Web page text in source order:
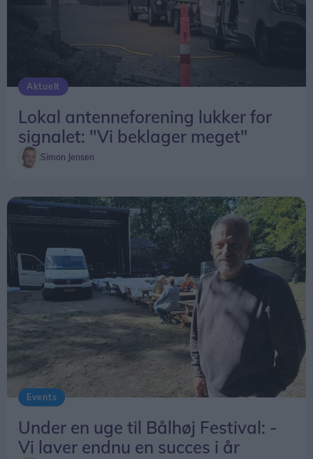
Aktuelt
Lokal antenneforening lukker for
signalet: "Vi beklager meget"
Simon Jensen
Events
Under en uge til Bålhøj Festival: -
Vi laver endnu en succes i år